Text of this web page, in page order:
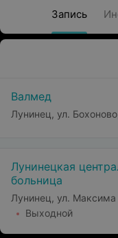
Запись
Валмед
Лунинец, ул.
Лунинецкая
больница
Лунинец, ул. Максима
Выходной